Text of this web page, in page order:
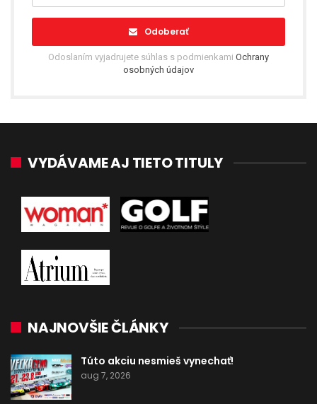
Odoberať
Odoslaním vyjadrujete súhlas s podmienkami Ochrany
osobných údajov
VYDÁVAME AJ TIETO TITULY
NAJNOVŠIE ČLÁNKY
Túto akciu nesmieš vynechať!
aug 7, 2026